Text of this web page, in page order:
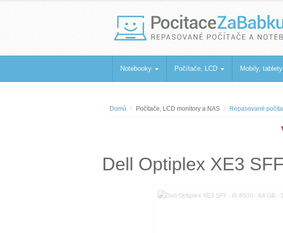
PocitaceZaBabku.cz
Repasované počítače a notebooky
Notebooky Počítače, LCD Mobily, tablety
Domů Počítače, LCD monitory a NAS Repasované
Dell Optiplex XE3